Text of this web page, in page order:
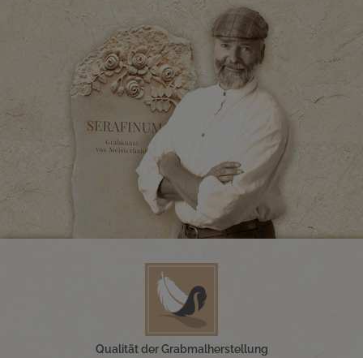
Qualität der Grabmalherstellung